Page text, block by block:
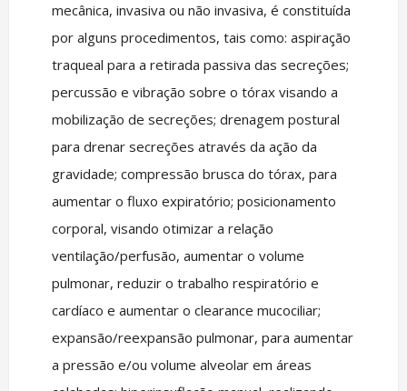
mecânica, invasiva ou não invasiva, é constituída
por alguns procedimentos, tais como: aspiração
traqueal para a retirada passiva das secreções;
percussão e vibração sobre o tórax visando a
mobilização de secreções; drenagem postural
para drenar secreções através da ação da
gravidade; compressão brusca do tórax, para
aumentar o fluxo expiratório; posicionamento
corporal, visando otimizar a relação
ventilação/perfusão, aumentar o volume
pulmonar, reduzir o trabalho respiratório e
cardíaco e aumentar o clearance mucociliar;
expansão/reexpansão pulmonar, para aumentar
a pressão e/ou volume alveolar em áreas